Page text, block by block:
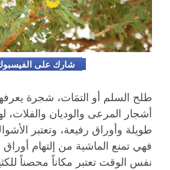
شارك على
طلح السلم أو التمَات، شجرة
أشجار المرعى والوديان والفلات،
طويلة وأوراق رفيعة، وتعتبر
فهي تمنع الماشية من إلتهام
نفس الوقت تعتبر مكاناً محصناً